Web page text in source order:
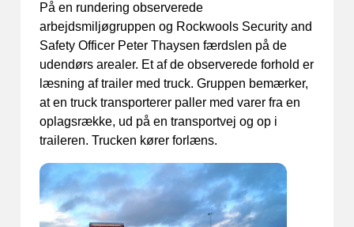
På en rundering observerede
arbejdsmiljøgruppen og Rockwools Security and
Safety Officer Peter Thaysen færdslen på de
udendørs arealer. Et af de observerede forhold er
læsning af trailer med truck. Gruppen bemærker,
at en truck transporterer paller med varer fra en
oplagsrække, ud på en transportvej og op i
traileren. Trucken kører forlæns.